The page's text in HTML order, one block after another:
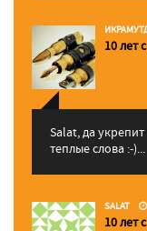
10 лет
Salat, да
теплые слова :-)...
SALAT
10 лет